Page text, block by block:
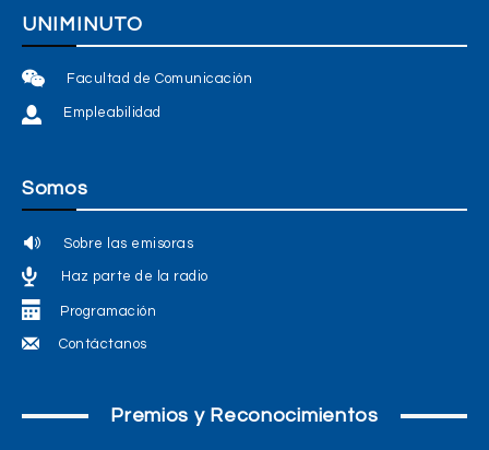
UNIMINUTO
Facultad de Comunicación
Empleabilidad
Somos
Sobre las emisoras
Haz parte de la radio
Programación
Contáctanos
Premios y Reconocimientos